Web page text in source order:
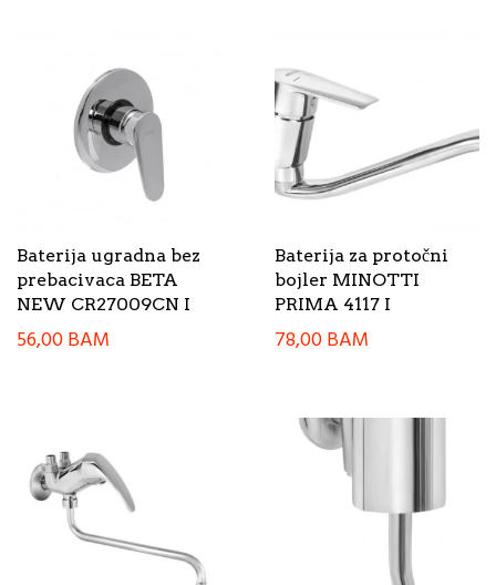
Baterija ugradna bez
prebacivaca BETA
NEW CR27009CN I
56,00BAM
Baterija za protočni
bojler MINOTTI
PRIMA 4117 I
78,00BAM